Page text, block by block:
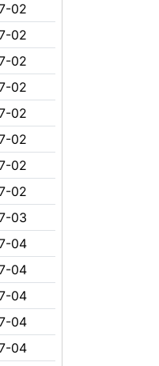
02
02
02
02
02
02
02
02
03
04
04
04
04
04